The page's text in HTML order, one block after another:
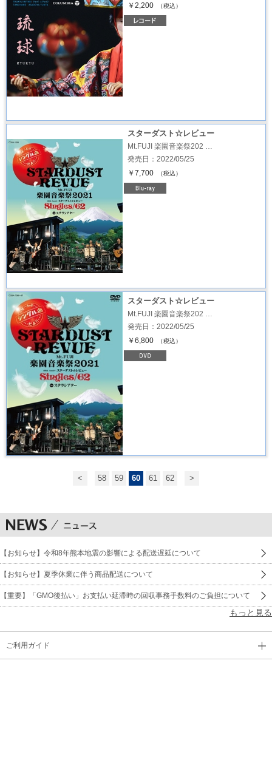
￥2,200
（税込）
スターダスト☆レビュー
Mt.FUJI 楽園音楽祭202 …
発売日：2022/05/25
￥7,700
（税込）
スターダスト☆レビュー
Mt.FUJI 楽園音楽祭202 …
発売日：2022/05/25
￥6,800
（税込）
< 58 59 60 61 62 >
【お知らせ】令和8年熊本地震の影響による配送遅延について
【お知らせ】夏季休業に伴う商品配送について
【重要】「GMO後払い」お支払い延滞時の回収事務手数料のご負担について
もっと見る
ご利用ガイド